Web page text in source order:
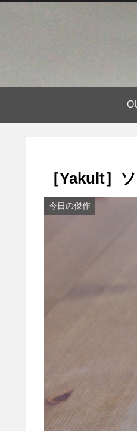
［Yakult］
今日の傑作